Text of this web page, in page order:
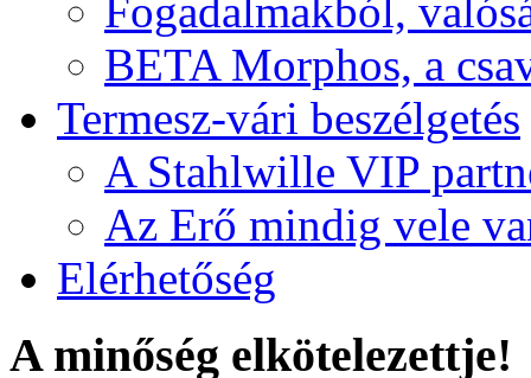
Fogadalmakból,
BETA Morphos, a
Termesz-vári beszélgetés
A Stahlwille VIP
Az Erő mindig vele
Elérhetőség
A minőség elkötelezettje!